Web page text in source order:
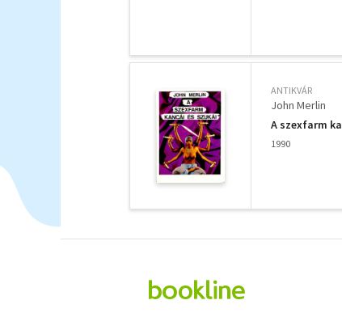
ANTIKVÁR
John Merlin
A szexfarm
1990